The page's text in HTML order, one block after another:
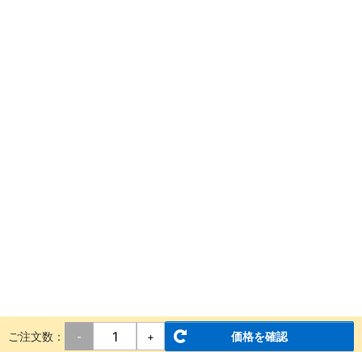
ご注文数： - +
価格を確認